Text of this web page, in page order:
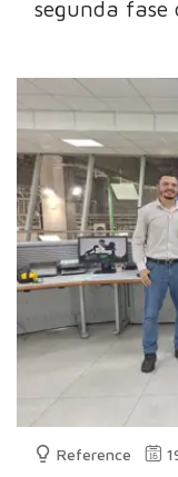
segunda fase
Reference